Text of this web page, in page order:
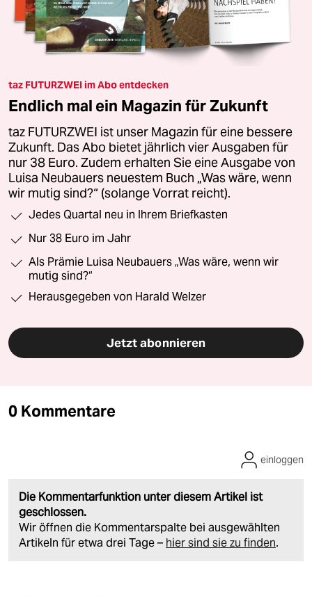
taz FUTURZWEI im Abo entdecken
Endlich mal ein Magazin für Zukunft
taz FUTURZWEI ist unser Magazin für eine bessere
Zukunft. Das Abo bietet jährlich vier Ausgaben für
nur 38 Euro. Zudem erhalten Sie eine Ausgabe von
Luisa Neubauers neuestem Buch „Was wäre, wenn
wir mutig sind?“ (solange Vorrat reicht).
Jedes Quartal neu in Ihrem Briefkasten
Nur 38 Euro im Jahr
Als Prämie Luisa Neubauers „Was wäre, wenn wir
mutig sind?“
Herausgegeben von Harald Welzer
Jetzt abonnieren
0 Kommentare
Die Kommentarfunktion unter diesem Artikel ist
geschlossen.
Wir öffnen die Kommentarspalte bei ausgewählten
Artikeln für etwa drei Tage – hier sind sie zu finden.
einloggen